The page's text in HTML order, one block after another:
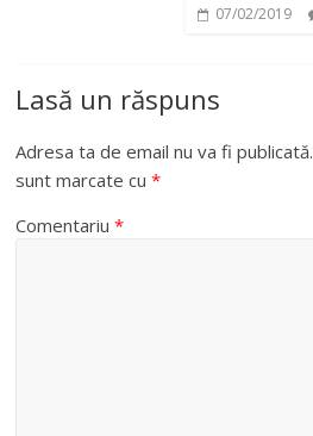
07/02/2019
Lasă un răspuns
Adresa ta de email nu va fi publicată.
sunt marcate cu*
Comentariu*